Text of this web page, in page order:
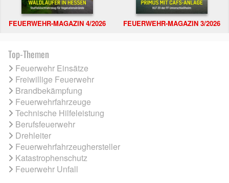
FEUERWEHR-MAGAZIN 4/2026 FEUERWEHR-MAGAZIN 3/2026
Top-Themen
Feuerwehr Einsätze
Freiwillige Feuerwehr
Brandbekämpfung
Feuerwehrfahrzeuge
Technische Hilfeleistung
Berufsfeuerwehr
Drehleiter
Feuerwehrfahrzeughersteller
Katastrophenschutz
Feuerwehr Unfall